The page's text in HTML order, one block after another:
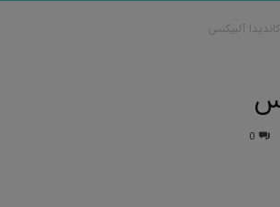
کاندیدا آلبیکنس
0